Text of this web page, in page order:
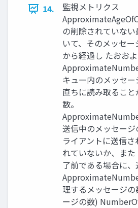
14.
監視メトリクス
の削除されていない
いて、そのメッセー
から経過し たおおよ
キュー内のメッセー
直ちに読み取ること
数。
送信中のメッセージ
ライアントに送信さ
れていないか、また
了前である場合に、
理するメッセージの
ージの数)